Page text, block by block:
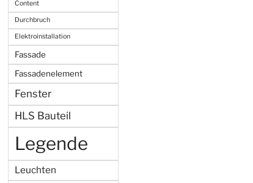
Content
Durchbruch
Elektroinstallation
Fassade
Fassadenelement
Fenster
HLS Bauteil
Legende
Leuchten